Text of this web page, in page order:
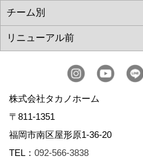
株式会社タカノホーム
〒811-1351
福岡市南区屋形原1-36-20
TEL： 092-566-3838